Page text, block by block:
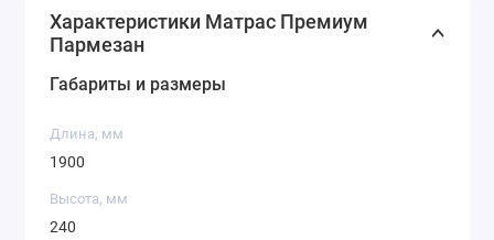
Характеристики Матрас Премиум
Пармезан
Габариты и размеры
Длина, мм
1900
Высота, мм
240